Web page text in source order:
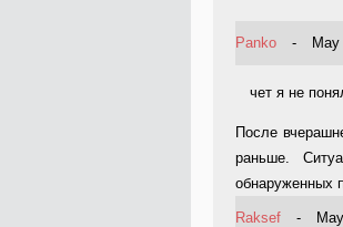
Panko -
чет я не
После
раньше.
обнаруженных
Raksef -